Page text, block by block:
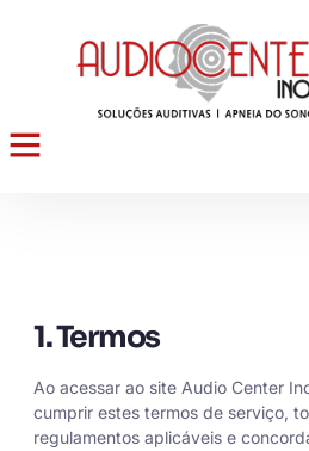
1. Termos
Ao acessar ao site Audio Center
cumprir estes termos de serviço,
regulamentos aplicáveis e